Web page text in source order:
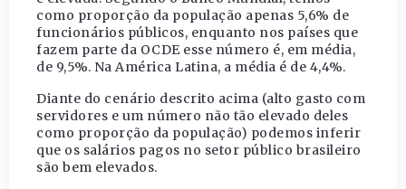
como proporção da população apenas 5,6% de
funcionários públicos, enquanto nos países que
fazem parte da OCDE esse número é, em média,
de 9,5%. Na América Latina, a média é de 4,4%.
Diante do cenário descrito acima (alto gasto com
servidores e um número não tão elevado deles
como proporção da população) podemos inferir
que os salários pagos no setor público brasileiro
são bem elevados.